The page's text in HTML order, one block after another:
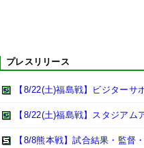
プレスリリース
【8/22(土)福島戦】ビジターサ
【8/22(土)福島戦】スタジアム
【8/8熊本戦】試合結果・監督